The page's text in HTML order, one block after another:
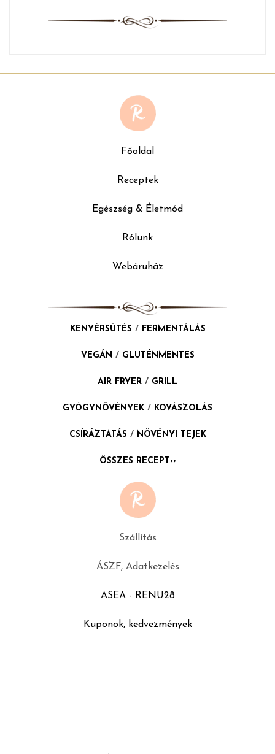
Főoldal
Receptek
Egészség & Életmód
Rólunk
Webáruház
KENYÉRSÜTÉS / FERMENTÁLÁS
VEGÁN / GLUTÉNMENTES
AIR FRYER / GRILL
GYÓGYNÖVÉNYEK / KOVÁSZOLÁS
CSÍRÁZTATÁS / NÖVÉNYI TEJEK
ÖSSZES RECEPT››
Szállítás
ÁSZF, Adatkezelés
ASEA - RENU28
Kuponok, kedvezmények